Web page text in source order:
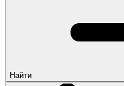
Найти